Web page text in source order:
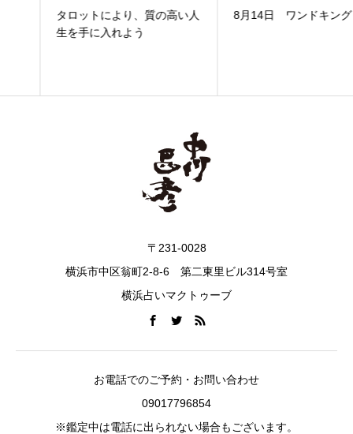
タロットにより、質の高い人
生を手に入れよう
8月14日 ワンドキング
〒231-0028
横浜市中区翁町2-8-6 第二東里ビル314号室
横浜占いマクトゥーブ
お電話でのご予約・お問い合わせ
09017796854
※鑑定中は電話に出られない場合もございます。